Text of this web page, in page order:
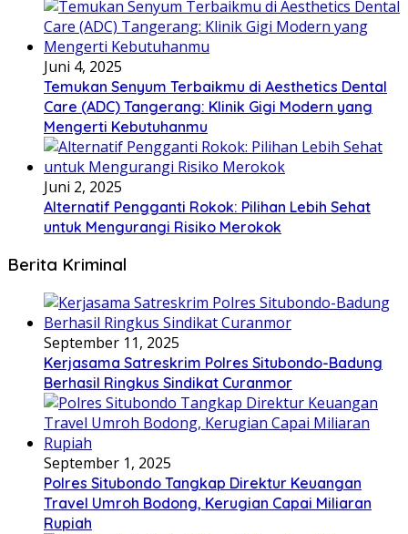
Juni 4, 2025
Temukan Senyum Terbaikmu di Aesthetics Dental
Care (ADC) Tangerang: Klinik Gigi Modern yang
Mengerti Kebutuhanmu
Juni 2, 2025
Alternatif Pengganti Rokok: Pilihan Lebih Sehat
untuk Mengurangi Risiko Merokok
Berita Kriminal
September 11, 2025
Kerjasama Satreskrim Polres Situbondo-Badung
Berhasil Ringkus Sindikat Curanmor
September 1, 2025
Polres Situbondo Tangkap Direktur Keuangan
Travel Umroh Bodong, Kerugian Capai Miliaran
Rupiah